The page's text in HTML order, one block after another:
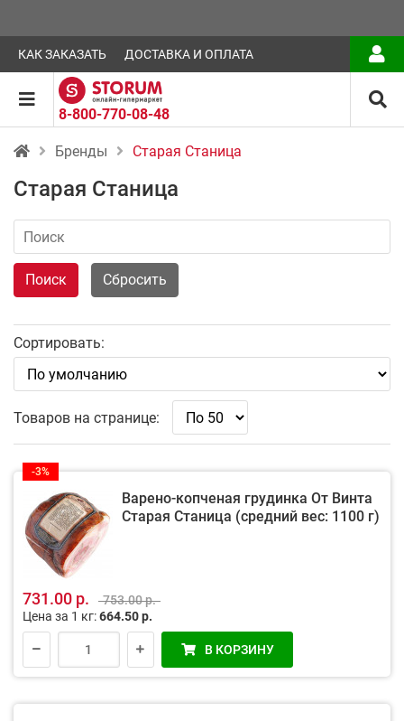
КАК ЗАКАЗАТЬ ДОСТАВКА И ОПЛАТА
8-800-770-08-48
Бренды Старая Станица
Старая Станица
Поиск Сбросить
Сортировать:
Товаров на странице:
-3%
Варено-копченая грудинка От Винта
Старая Станица (средний вес: 1100 г)
731.00 р.
753.00 р.
Цена за 1 кг:664.50 р.
В КОРЗИНУ